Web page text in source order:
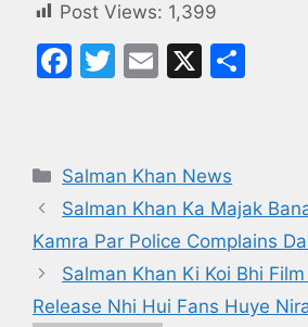
Post Views: 1,399
F
e
b
o
o
k
T
er
E
l
X
Categories
Salman Khan News
Salman Khan Ka Majak
Kamra Par Police Complains
Salman Khan Ki Koi Bhi
Release Nhi Hui Fans Huye